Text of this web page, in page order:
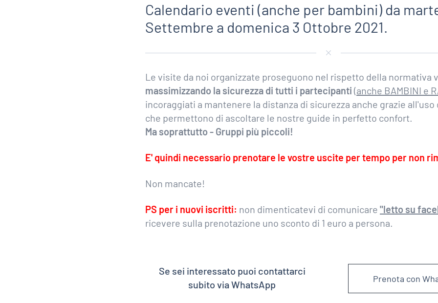
Calendario eventi (anche per bambini) da
Settembre a domenica 3 Ottobre 2021.
Le visite da noi organizzate proseguono nel rispetto della normativa
massimizzando la sicurezza di tutti i partecipanti (anche BAMBINI e
incoraggiati a mantenere la distanza di sicurezza anche grazie
che permettono di ascoltare le nostre guide in perfetto confort.
Ma soprattutto - Gruppi più piccoli!
E' quindi necessario prenotare le vostre uscite per tempo per non
Non mancate!
PS per i nuovi iscritti: non dimenticatevi di comunicare "letto su
ricevere sulla prenotazione uno sconto di 1 euro a persona.
Se sei interessato puoi contattarci
subito via WhatsApp
Prenota con